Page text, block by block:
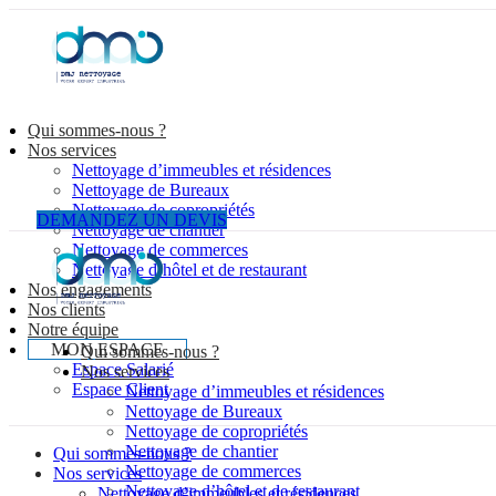
Qui sommes-nous ?
Nos services
Nettoyage d’immeubles et résidences
Nettoyage de Bureaux
Nettoyage de copropriétés
Nettoyage de chantier
Nettoyage de commerces
Nettoyage d’hôtel et de restaurant
Nos engagements
Nos clients
Notre équipe
MON ESPACE
Espace Salarié
Espace Client
DEMANDEZ UN DEVIS
Qui sommes-nous ?
Nos services
Nettoyage d’immeubles et résidences
Nettoyage de Bureaux
Nettoyage de copropriétés
Nettoyage de chantier
Nettoyage de commerces
Nettoyage d’hôtel et de restaurant
Qui sommes-nous ?
Nos services